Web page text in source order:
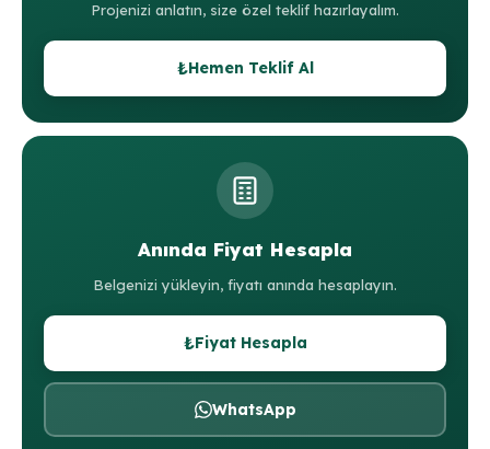
Projenizi anlatın, size özel teklif hazırlayalım.
₺Hemen Teklif Al
Anında Fiyat Hesapla
Belgenizi yükleyin, fiyatı anında hesaplayın.
₺Fiyat Hesapla
WhatsApp